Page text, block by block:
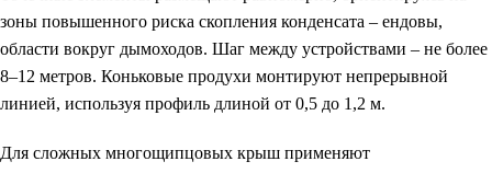
зоны повышенного риска скопления конденсата – ендовы,
области вокруг дымоходов. Шаг между устройствами – не более
8–12 метров. Коньковые продухи монтируют непрерывной
линией, используя профиль длиной от 0,5 до 1,2 м.
Для сложных многощипцовых крыш применяют